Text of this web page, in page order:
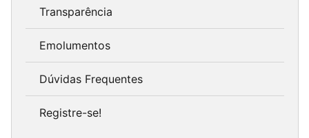
Transparência
Emolumentos
Dúvidas Frequentes
Registre-se!